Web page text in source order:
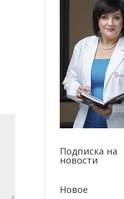
Подписка на
новости
Новое